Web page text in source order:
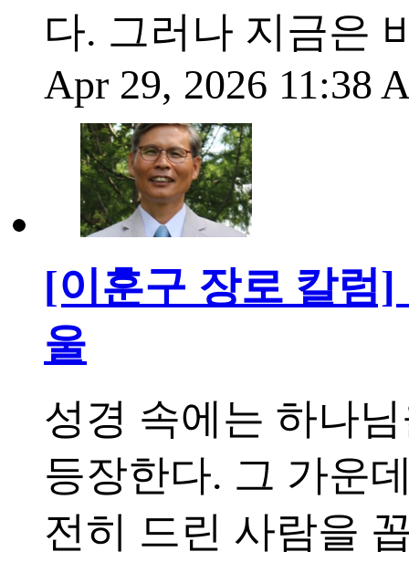
다. 그러나 지금은
Apr 29, 2026 11:38
[이훈구 장로 칼럼
울
성경 속에는 하나
등장한다. 그 가운
전히 드린 사람을